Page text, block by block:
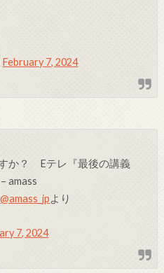
February 7, 2024
か？ Eテレ『最後の講義
amass
@amass_jpより
7, 2024